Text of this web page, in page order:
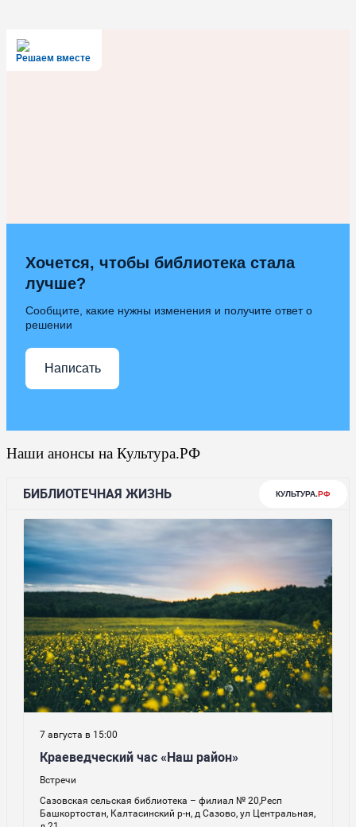
Решаем вместе
Хочется, чтобы библиотека стала
лучше?
Сообщите, какие нужны изменения и получите ответ о
решении
Написать
Наши анонсы на Культура.РФ